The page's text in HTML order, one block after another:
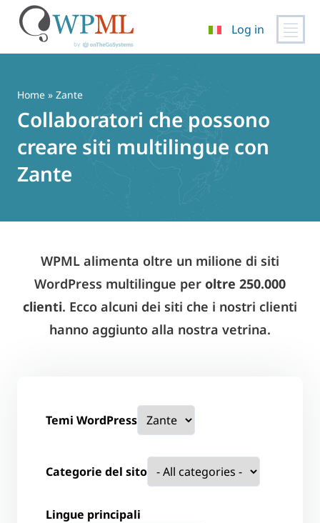
contenuto
Log in
Home » Zante
Collaboratori che possono
creare siti multilingue con
Zante
WPML alimenta oltre un milione di siti
WordPress multilingue per oltre 250.000
clienti. Ecco alcuni dei siti che i nostri clienti
hanno aggiunto alla nostra vetrina.
Temi WordPress
Categorie del sito
Lingue principali